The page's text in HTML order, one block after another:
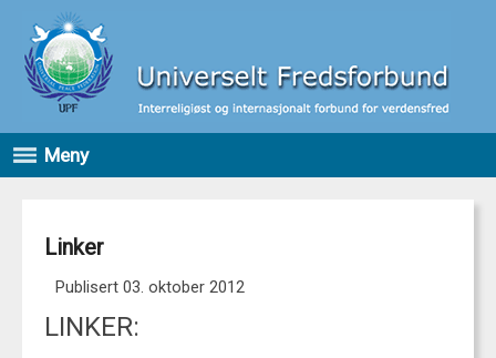
Meny
Linker
Publisert 03. oktober 2012
LINKER: